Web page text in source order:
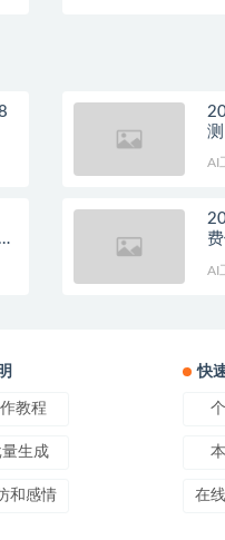
AI
AI
作教程
生成
和感情
快
在